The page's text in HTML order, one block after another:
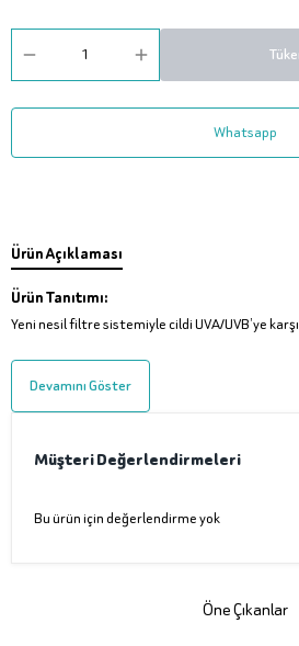
Whatsapp
Ürün Açıklaması
Ürün Tanıtımı:
Yeni nesil filtre sistemiyle cildi UVA/UVB’ye
Devamını Göster
Müşteri Değerlendirmeleri
Bu ürün için değerlendirme yok
Öne Çıkanlar